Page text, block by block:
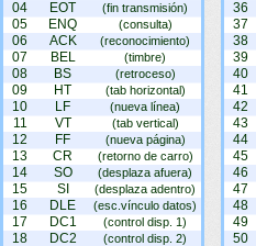
04 EOT (fin transmisión)
05 ENQ (consulta)
06 ACK (reconocimiento)
07 BEL (timbre)
08 BS (retroceso)
09 HT (tab horizontal)
10 LF (nueva línea)
11 VT (tab vertical)
12 FF (nueva página)
13 CR (retorno de carro)
14 SO (desplaza afuera)
15 SI (desplaza adentro)
16 DLE (esc.vínculo datos)
17 DC1 (control disp. 1)
18 DC2 (control disp. 2)
36
37
38
39
40
41
42
43
44
45
46
47
48
49
50